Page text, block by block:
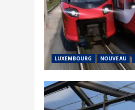
LUXEMBOURG NOUVEAU